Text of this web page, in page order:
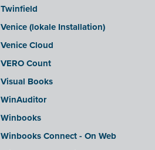
Twinfield
Venice (lokale Installation)
Venice Cloud
VERO Count
Visual Books
WinAuditor
Winbooks
Winbooks Connect - On Web